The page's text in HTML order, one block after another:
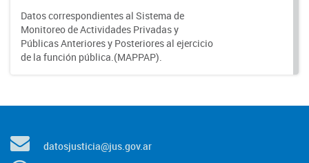
Datos correspondientes al Sistema de
Monitoreo de Actividades Privadas y
Públicas Anteriores y Posteriores al ejercicio
de la función pública.(MAPPAP).
datosjusticia@jus.gov.ar